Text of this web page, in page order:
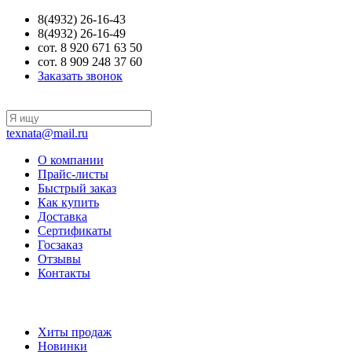
8(4932) 26-16-43
8(4932) 26-16-49
сот. 8 920 671 63 50
сот. 8 909 248 37 60
Заказать звонок
texnata@mail.ru
О компании
Прайс-листы
Быстрый заказ
Как купить
Доставка
Сертификаты
Госзаказ
Отзывы
Контакты
Хиты продаж
Новинки